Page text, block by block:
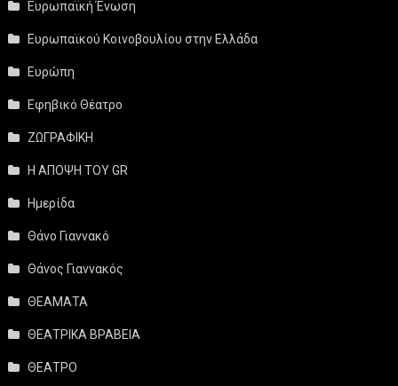
Ευρωπαϊκή Ένωση
Ευρωπαϊκού Κοινοβουλίου στην Ελλάδα
Ευρώπη
Εφηβικό Θέατρο
ΖΩΓΡΑΦΙΚΗ
Η ΑΠΟΨΗ ΤΟΥ GR
Ημερίδα
Θάνο Γιαννακό
Θάνος Γιαννακός
ΘΕΑΜΑΤΑ
ΘΕΑΤΡΙΚΑ ΒΡΑΒΕΙΑ
ΘΕΑΤΡΟ